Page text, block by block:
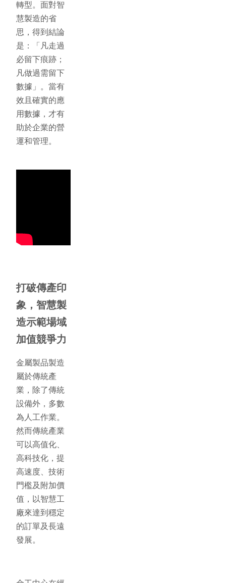
轉型。面對智
慧製造的省
思，得到結論
是：「凡走過
必留下痕跡；
凡做過需留下
數據」。當有
效且確實的應
用數據，才有
助於企業的營
運和管理。
打破傳產印
象，智慧製
造示範場域
加值競爭力
金屬製品製造
屬於傳統產
業，除了傳統
設備外，多數
為人工作業。
然而傳統產業
可以高值化、
高科技化，提
高速度、技術
門檻及附加價
值，以智慧工
廠來達到穩定
的訂單及長遠
發展。